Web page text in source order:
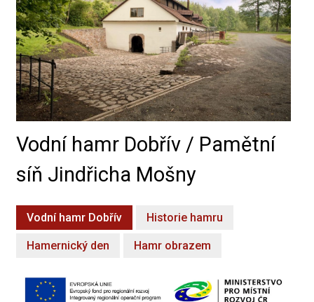
Vodní hamr Dobřív / Pamětní
síň Jindřicha Mošny
Vodní hamr Dobřív Historie hamru
Hamernický den Hamr obrazem